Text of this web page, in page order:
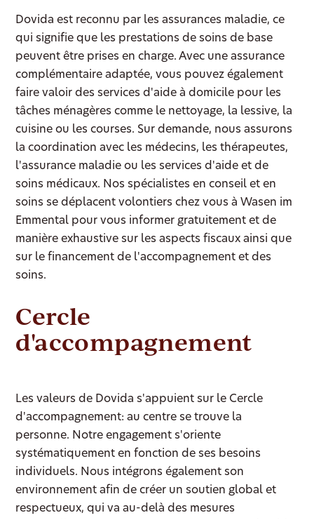
Dovida est reconnu par les assurances maladie, ce
qui signifie que les prestations de soins de base
peuvent être prises en charge. Avec une assurance
complémentaire adaptée, vous pouvez également
faire valoir des services d'aide à domicile pour les
tâches ménagères comme le nettoyage, la lessive, la
cuisine ou les courses. Sur demande, nous assurons
la coordination avec les médecins, les thérapeutes,
l'assurance maladie ou les services d'aide et de
soins médicaux. Nos spécialistes en conseil et en
soins se déplacent volontiers chez vous à Wasen im
Emmental pour vous informer gratuitement et de
manière exhaustive sur les aspects fiscaux ainsi que
sur le financement de l'accompagnement et des
soins.
Cercle
d'accompagnement
Les valeurs de Dovida s'appuient sur le Cercle
d'accompagnement: au centre se trouve la
personne. Notre engagement s'oriente
systématiquement en fonction de ses besoins
individuels. Nous intégrons également son
environnement afin de créer un soutien global et
respectueux, qui va au-delà des mesures